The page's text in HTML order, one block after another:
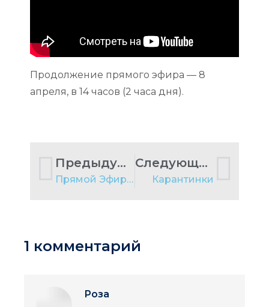
Продолжение прямого эфира — 8
апреля, в 14 часов (2 часа дня).
Предыдущий пост
Прямой Эфир 5 апреля в 3 часа дня
Следующий пост
Карантинки
1 комментарий
Роза